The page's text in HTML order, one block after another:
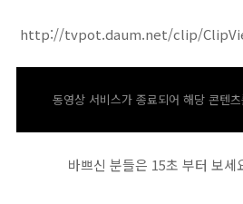
http://tvpot.daum.net/clip/
동영상 서비스가 종료되어 해당 콘텐
바쁘신 분들은 15초 부터 보세